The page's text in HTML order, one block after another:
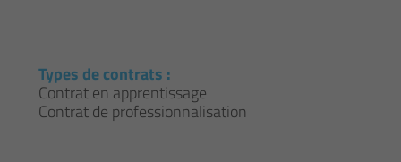
Types de contrats :
Contrat en apprentissage
Contrat de professionnalisation